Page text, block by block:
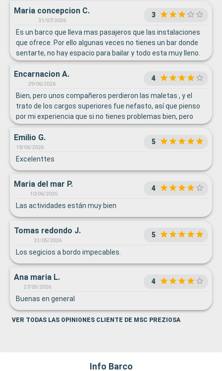
Maria concepcion C.
31/07/2026
3
Es un barco que lleva mas pasajeros que las instalaciones
que ofrece. Por ello algunas veces no tienes un bar donde
sentarte, no hay espacio para bailar y todo esta muy lleno.
Encarnacion A.
29/06/2026
4
Bien, pero unos compañeros perdieron las maletas , y el
trato de los cargos superiores fue nefasto, así que pienso
por mi experiencia que si no tienes problemas bien, pero
como tengas algún problema van pasando los días y como
no insistas no hacen nada.
Emilio G.
18/06/2026
5
Excelenttes
Maria del mar P.
10/06/2026
4
Las actividades están muy bien
Tomas redondo J.
31/05/2026
5
Los segicios a bordo impecables.
Ana maria L.
27/05/2026
4
Buenas en general
VER TODAS LAS OPINIONES CLIENTE DE MSC PREZIOSA
Info Barco